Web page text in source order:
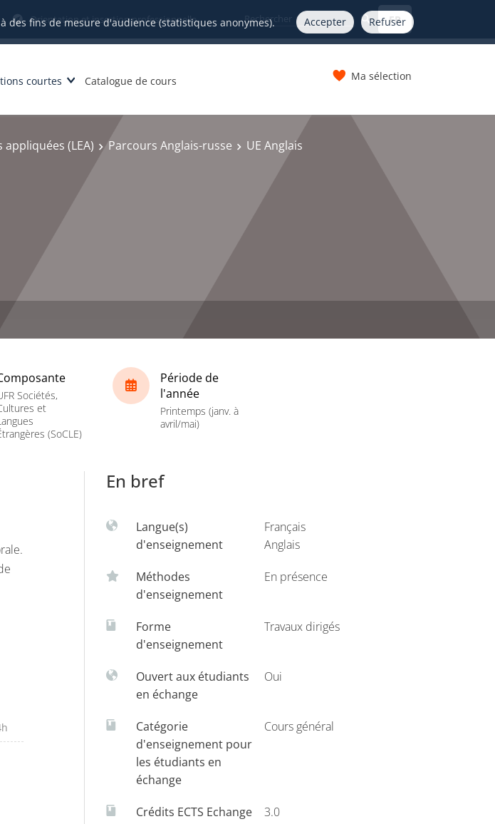
des fins de mesure d'audience (statistiques anonymes). Accepter Refuser
Orientation et insertion professionnelle FR
courtes Catalogue de cours Ma sélection
(LEA) Parcours Anglais-russe
UE Anglais
Sociétés,
et
(SoCLE)
Période de
l'année
Printemps (janv. à
avril/mai)
En bref
Langue(s)
d'enseignement
Français
Anglais
Méthodes
d'enseignement
En présence
Forme
d'enseignement
Travaux dirigés
Ouvert aux étudiants
en échange
Oui
Catégorie
d'enseignement pour
les étudiants en
échange
Cours général
Crédits ECTS Echange 3.0